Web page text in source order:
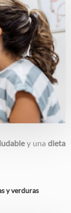
y una dieta
y verduras